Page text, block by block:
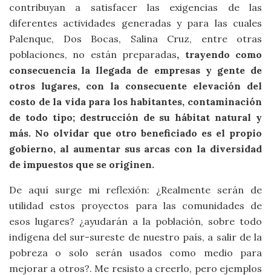
contribuyan a satisfacer las exigencias de las
diferentes actividades generadas y para las cuales
Palenque, Dos Bocas, Salina Cruz, entre otras
poblaciones, no están preparadas, trayendo como
consecuencia la llegada de empresas y gente de
otros lugares, con la consecuente elevación del
costo de la vida para los habitantes, contaminación
de todo tipo; destrucción de su hábitat natural y
más. No olvidar que otro beneficiado es el propio
gobierno, al aumentar sus arcas con la diversidad
de impuestos que se originen.
De aquí surge mi reflexión: ¿Realmente serán de
utilidad estos proyectos para las comunidades de
esos lugares? ¿ayudarán a la población, sobre todo
indígena del sur-sureste de nuestro país, a salir de la
pobreza o solo serán usados como medio para
mejorar a otros?. Me resisto a creerlo, pero ejemplos